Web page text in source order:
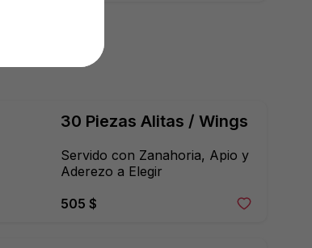
30 Piezas Alitas / Wings
Servido con Zanahoria, Apio y
Aderezo a Elegir
505 $